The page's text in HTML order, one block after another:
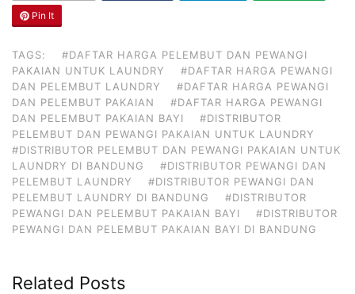
Pin It
TAGS:
#DAFTAR HARGA PELEMBUT DAN PEWANGI
PAKAIAN UNTUK LAUNDRY
#DAFTAR HARGA PEWANGI
DAN PELEMBUT LAUNDRY
#DAFTAR HARGA PEWANGI
DAN PELEMBUT PAKAIAN
#DAFTAR HARGA PEWANGI
DAN PELEMBUT PAKAIAN BAYI
#DISTRIBUTOR
PELEMBUT DAN PEWANGI PAKAIAN UNTUK LAUNDRY
#DISTRIBUTOR PELEMBUT DAN PEWANGI PAKAIAN UNTUK
LAUNDRY DI BANDUNG
#DISTRIBUTOR PEWANGI DAN
PELEMBUT LAUNDRY
#DISTRIBUTOR PEWANGI DAN
PELEMBUT LAUNDRY DI BANDUNG
#DISTRIBUTOR
PEWANGI DAN PELEMBUT PAKAIAN BAYI
#DISTRIBUTOR
PEWANGI DAN PELEMBUT PAKAIAN BAYI DI BANDUNG
Related Posts